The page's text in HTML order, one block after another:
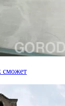
сможет